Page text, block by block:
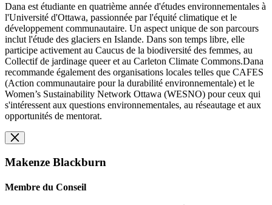
Dana est étudiante en quatrième année d'études environnementales à
l'Université d'Ottawa, passionnée par l'équité climatique et le
développement communautaire. Un aspect unique de son parcours
inclut l'étude des glaciers en Islande. Dans son temps libre, elle
participe activement au Caucus de la biodiversité des femmes, au
Collectif de jardinage queer et au Carleton Climate Commons.Dana
recommande également des organisations locales telles que CAFES
(Action communautaire pour la durabilité environnementale) et le
Women’s Sustainability Network Ottawa (WESNO) pour ceux qui
s'intéressent aux questions environnementales, au réseautage et aux
opportunités de mentorat.
Makenze Blackburn
Membre du Conseil